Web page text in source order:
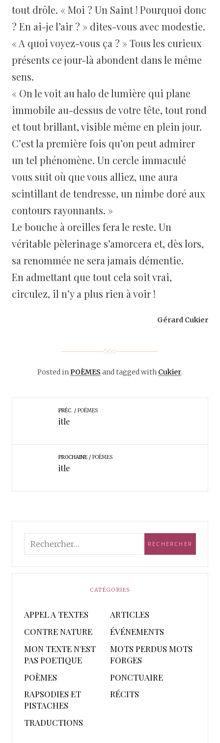
tout drôle. « Moi ? Un Saint ! Pourquoi donc
? En ai-je l’air ? » dites-vous avec modestie.
« A quoi voyez-vous ça ? » Tous les curieux
présents ce jour-là abondent dans le même
sens.
« On le voit au halo de lumière qui plane
immobile au-dessus de votre tête, tout rond
et tout brillant, visible même en plein jour.
C’est la première fois qu’on peut admirer
un tel phénomène. Un cercle immaculé
vous suit où que vous alliez, une aura
scintillant de tendresse, un nimbe doré aux
contours rayonnants. »
Le bouche à oreilles fera le reste. Un
véritable pèlerinage s’amorcera et, dès lors,
sa renommée ne sera jamais démentie.
En admettant que tout cela soit vrai,
circulez, il n’y a plus rien à voir !
Gérard Cukier
Posted inPOÈMES and tagged with Cukier.
PRÉC. POÈMES
itle
PROCHAINE POÈMES
itle
CATÉGORIES
APPEL A TEXTES
ARTICLES
CONTRE NATURE
ÉVÉNEMENTS
MON TEXTE N'EST
PAS POETIQUE
MOTS PERDUS MOTS
FORGES
POÈMES
PONCTUAIRE
RAPSODIES ET
PISTACHES
RÉCITS
TRADUCTIONS